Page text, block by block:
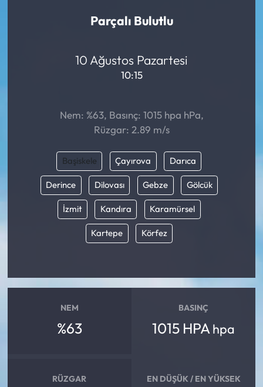
Parçalı Bulutlu
10 Ağustos Pazartesi
10:15
Nem: %63, Basınç: 1015 hpa hPa,
Rüzgar: 2.89 m/s
Başiskele Çayırova Darıca
Derince Dilovası Gebze Gölcük
İzmit Kandıra Karamürsel
Kartepe Körfez
NEM
%63
BASINÇ
1015 HPA hpa
RÜZGAR EN DÜŞÜK / EN YÜKSEK